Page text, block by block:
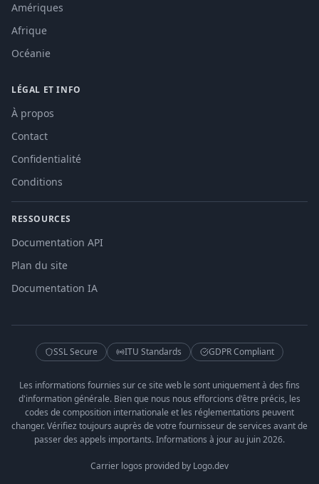
Amériques
Afrique
Océanie
LÉGAL ET INFO
À propos
Contact
Confidentialité
Conditions
RESSOURCES
Documentation API
Plan du site
Documentation IA
SSL Secure ITU Standards GDPR Compliant
Les informations fournies sur ce site web le sont uniquement à des fins
d'information générale. Bien que nous nous efforcions d'être précis, les
codes de composition internationale et les réglementations peuvent
changer. Vérifiez toujours auprès de votre fournisseur de services avant de
passer des appels importants. Informations à jour au juin 2026.
Carrier logos provided by Logo.dev